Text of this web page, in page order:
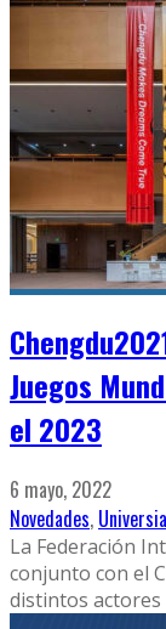
Juegos
el 2023
6 mayo, 2022
Novedades,
La Federación
conjunto con el
distintos